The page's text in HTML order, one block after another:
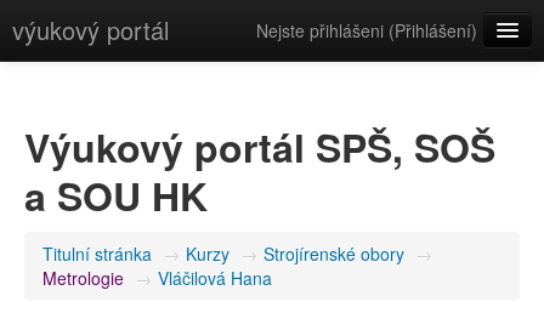
výukový portál Nejste přihlášeni (Přihlášení)
Výukový portál SPŠ, SOŠ
a SOU HK
Titulní stránka → Kurzy → Strojírenské obory →
Metrologie → Vláčilová Hana